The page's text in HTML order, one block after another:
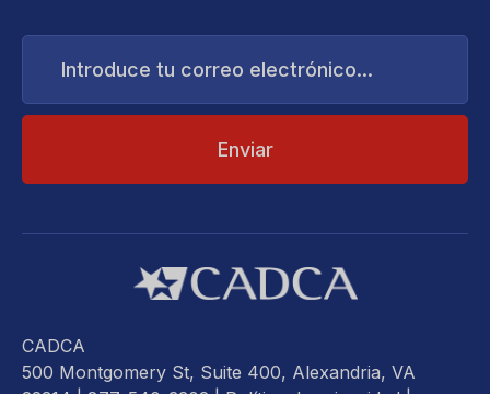
Introduce
correo
CADCA
500 Montgomery St, Suite 400, Alexandria, VA